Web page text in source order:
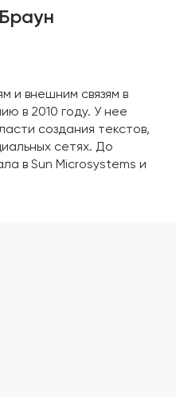
и внешним связям в
в 2010 году. У нее
создания текстов,
сетях. До
в Sun Microsystems и